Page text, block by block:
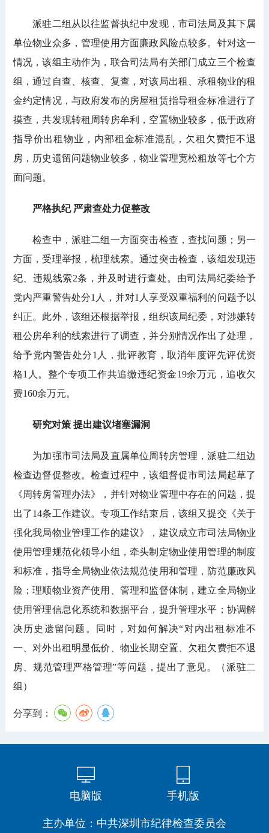
派驻二组从以往监督执纪中发现，市司法局及其下属
单位物业众多，管理使用方面廉政风险点较多。针对这一
情况，该组主动作为，联合司法局有关部门成立三个检查
组，通过自查、核查、复查，对该局出租、承租物业的租
金约定情况，与政府发布的房屋租赁指导租金标准进行了
摸查，共发现转租周转房牟利，空置物业较多，低于政府
指导价出租物业，内部租金标准混乱，欠租欠费拒不退
房，历史遗留问题物业较多，物业管理宽松粗放等七个方
面问题。
严格执纪 严肃查处力促整改
检查中，派驻二组一方面突击检查，查找问题；另一
方面，受理举报，梳理线索。通过突击检查，该组发现违
纪、违规线索2条，并及时进行查处。由司法局纪委给予
党内严重警告处分1人，并对1人享受双重福利的问题予以
纠正。此外，该组还根据举报，组织该局纪委，对涉嫌转
租公房牟利的线索进行了调查，并分别情况作出了处理，
给予党内警告处分1人，批评教育，取消年度评先评优资
格1人。整个专项工作共追缴违纪资金19余万元，追收欠
费160余万元。
研究对策 提出建议堵塞漏洞
为加强市司法局及直属单位周转房管理，派驻二组边
检查边督促整改。检查过程中，该组督促市司法局起草了
《周转房管理办法》，并针对物业管理中存在的问题，提
出了14条工作建议。专项工作结束后，该组又提交《关于
强化我局物业管理工作的建议》，建议成立市司法局物业
使用管理规范化领导小组，牵头制定物业使用管理的制度
和标准，指导全局物业依法规范使用和管理，防范廉政风
险；理顺物业资产使用、管理和监督体制，建立全局物业
使用管理信息化系统和数据平台，提升管理水平；协调解
决历史遗留问题。同时，对如何解决“对内出租标准不
一、对外出租明显低价、物业长期空置、欠租欠费拒不退
房、规范管理严格管理”等问题，提出了意见。（派驻二
组）
分享到：
电脑版 手机版
主办单位：中共深圳市纪律检查委员会